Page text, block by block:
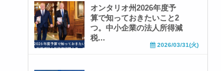
オンタリオ州2026年度予
算で知っておきたいこと2
つ。中小企業の法人所得減
税...
2026/03/31(火)